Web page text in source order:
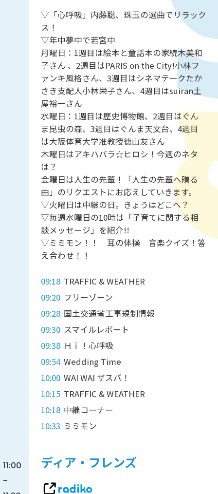
▽「心呼吸」内藤聡、珠玉の選曲でリラック
ス！
▽年中夢中で若宮中
月曜日：1週目は絵本と童話本の家続木美和
子さん 、2週目はPARIS on the City!小林フ
ァンキ風格さん、3週目はシネマテークたか
さき支配人小林栄子さん、4週目はsuiran土
屋裕一さん
水曜日：1週目は歴史博物館、2週目はぐん
ま昆虫の森、3週目はぐんま天文台、4週目
は大阪体育大学准教授徳山友さん
木曜日はアキハバラ☆ヒロシ！今週のネタ
は？
金曜日は人生の先輩！「人生の先輩へ贈る
曲」のリクエストにお応えしていきます。
▽火曜日は中継の日。きょうはどこへ？
▽毎週水曜日の10時は「子育てに関する相
談メッセージ」を紹介!!
▽ミミモン！！ 耳の体操 音楽クイズ！答
え合わせ！！
09:18 TRAFFIC & WEATHER
09:20 フリーゾーン
09:28 国土交通省工事規制情報
09:30 スマイルレポート
09:38 Ｈｉ！心呼吸
09:54 Wedding Time
10:00 WAI WAI ザスパ！
10:15 TRAFFIC & WEATHER
10:18 中継コーナー
10:33 ミミモン
11:00
-
ディア・フレンズ